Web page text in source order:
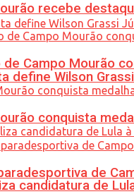
define Wilson
candidatura de
recebe
Campo Mourão
conquista
de